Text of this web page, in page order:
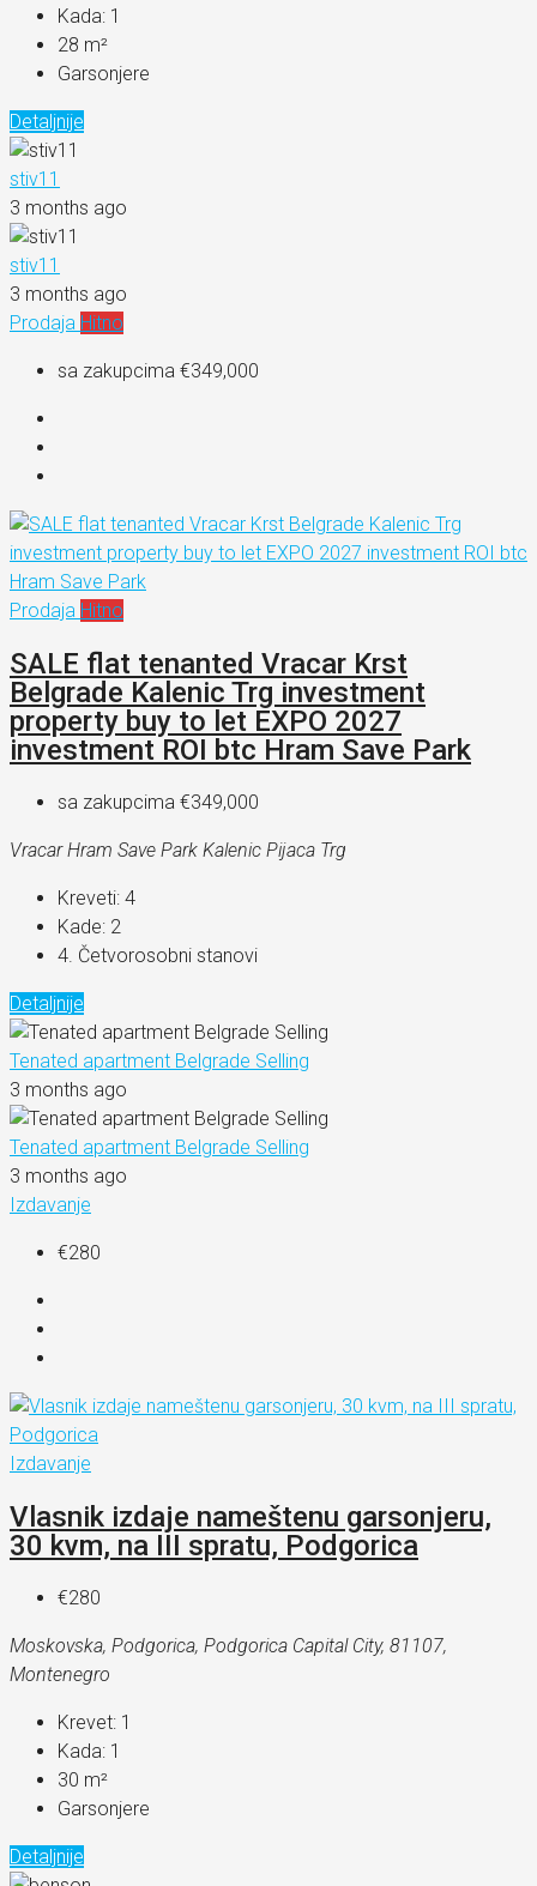
Kada: 1
28 m²
Garsonjere
Detaljnije
stiv11
3 months ago
stiv11
3 months ago
Prodaja Hitno
sa zakupcima €349,000
Prodaja Hitno
SALE flat tenanted Vracar Krst
Belgrade Kalenic Trg investment
property buy to let EXPO 2027
investment ROI btc Hram Save Park
sa zakupcima €349,000
Vracar Hram Save Park Kalenic Pijaca Trg
Kreveti: 4
Kade: 2
4. Četvorosobni stanovi
Detaljnije
Tenated apartment Belgrade Selling
3 months ago
Tenated apartment Belgrade Selling
3 months ago
Izdavanje
€280
Izdavanje
Vlasnik izdaje nameštenu garsonjeru,
30 kvm, na III spratu, Podgorica
€280
Moskovska, Podgorica, Podgorica Capital City, 81107,
Montenegro
Krevet: 1
Kada: 1
30 m²
Garsonjere
Detaljnije